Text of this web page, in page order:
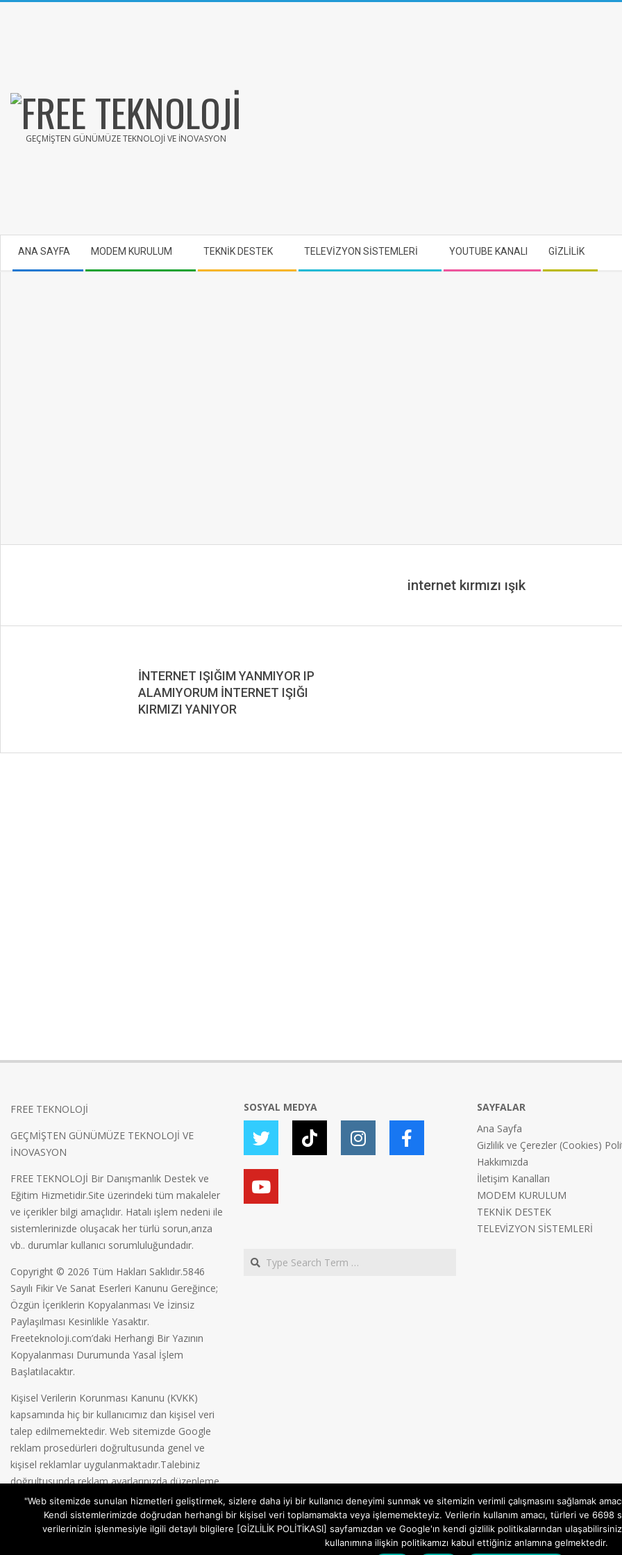
FREE
GEÇMIŞTEN GÜNÜMÜZE TEKNOLOJI VE İNOVASYON
Navigation
Menu
ANA SAYFA MODEM KURULUM TEKNİK DESTEK TELEVİZYON SİSTEMLERİ YOUTUBE KANALI GİZLİLİK
internet kırmızı ışık
İNTERNET IŞIĞIM YANMIYOR IP
ALAMIYORUM İNTERNET IŞIĞI
KIRMIZI YANIYOR
FREE TEKNOLOJİ
GEÇMİŞTEN GÜNÜMÜZE TEKNOLOJİ VE
İNOVASYON
FREE TEKNOLOJİ Bir Danışmanlık Destek ve
Eğitim Hizmetidir.Site üzerindeki tüm makaleler
ve içerikler bilgi amaçlıdır. Hatalı işlem nedeni ile
sistemlerinizde oluşacak her türlü sorun,arıza
vb.. durumlar kullanıcı sorumluluğundadır.
Copyright © 2026 Tüm Hakları Saklıdır.5846
Sayılı Fikir Ve Sanat Eserleri Kanunu Gereğince;
Özgün İçeriklerin Kopyalanması Ve İzinsiz
Paylaşılması Kesinlikle Yasaktır.
Freeteknoloji.com’daki Herhangi Bir Yazının
Kopyalanması Durumunda Yasal İşlem
Başlatılacaktır.
Kişisel Verilerin Korunması Kanunu (KVKK)
kapsamında hiç bir kullanıcımız dan kişisel veri
talep edilmemektedir. Web sitemizde Google
reklam prosedürleri doğrultusunda genel ve
kişisel reklamlar uygulanmaktadır.Talebiniz
doğrultusunda reklam ayarlarınızda düzenleme
yapabilirsiniz.Gizlilik Politikamız
SOSYAL MEDYA
Search
SAYFALAR
Ana Sayfa
Gizlilik ve Çerezler (Cookies)
Hakkımızda
İletişim Kanalları
MODEM KURULUM
TEKNİK DESTEK
TELEVİZYON SİSTEMLERİ
"Web sitemizde sunulan hizmetleri geliştirmek, sizlere daha iyi bir kullanıcı deneyimi sunmak ve sitemizin verimli çalışmasını sağlamak
Kendi sistemlerimizde doğrudan herhangi bir kişisel veri toplamamakta veya işlememekteyiz. Verilerin kullanım amacı, türleri ve 6698
verilerinizin işlenmesiyle ilgili detaylı bilgilere [GİZLİLİK POLİTİKASI] sayfamızdan ve Google'ın kendi gizlilik politikalarından
kullanımına ilişkin politikamızı kabul ettiğiniz anlamına gelmektedir.